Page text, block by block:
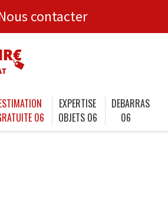
contacter
06
EXPERTISE
OBJETS 06
DEBARRAS
06